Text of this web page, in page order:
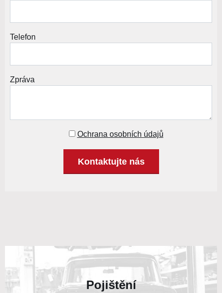
Telefon
Zpráva
Ochrana osobních údajů
Kontaktujte nás
Pojištění